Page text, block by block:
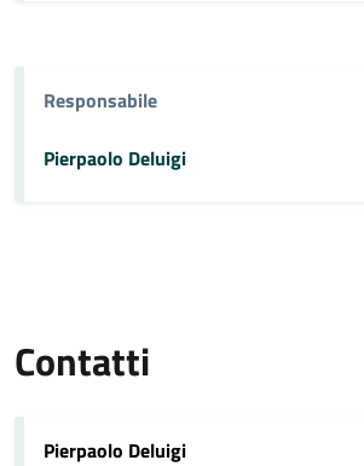
Responsabile
Pierpaolo Deluigi
Contatti
Pierpaolo Deluigi